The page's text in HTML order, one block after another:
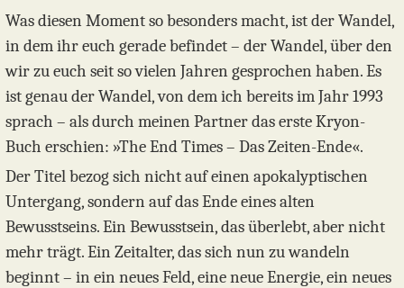
Was diesen Moment so besonders macht, ist der Wandel,
in dem ihr euch gerade befindet – der Wandel, über den
wir zu euch seit so vielen Jahren gesprochen haben. Es
ist genau der Wandel, von dem ich bereits im Jahr 1993
sprach – als durch meinen Partner das erste Kryon-
Buch erschien: »The End Times – Das Zeiten-Ende«.
Der Titel bezog sich nicht auf einen apokalyptischen
Untergang, sondern auf das Ende eines alten
Bewusstseins. Ein Bewusstsein, das überlebt, aber nicht
mehr trägt. Ein Zeitalter, das sich nun zu wandeln
beginnt – in ein neues Feld, eine neue Energie, ein neues